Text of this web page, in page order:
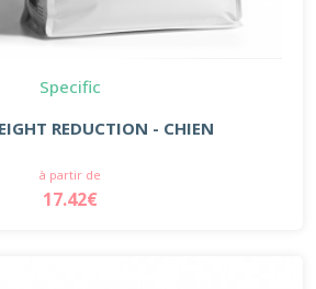
Specific
REDUCTION - CHIEN
à partir de
17.42€